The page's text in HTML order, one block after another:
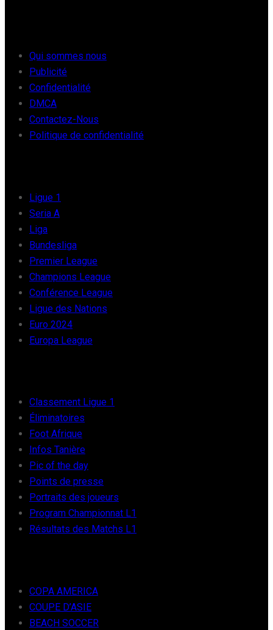
Qui sommes nous
Publicité
Confidentialité
DMCA
Contactez-Nous
Politique de confidentialité
Ligue 1
Seria A
Liga
Bundesliga
Premier League
Champions League
Conférence League
Ligue des Nations
Euro 2024
Europa League
Classement Ligue 1
Éliminatoires
Foot Afrique
Infos Tanière
Pic of the day
Points de presse
Portraits des joueurs
Program Championnat L1
Résultats des Matchs L1
COPA AMERICA
COUPE D’ASIE
BEACH SOCCER